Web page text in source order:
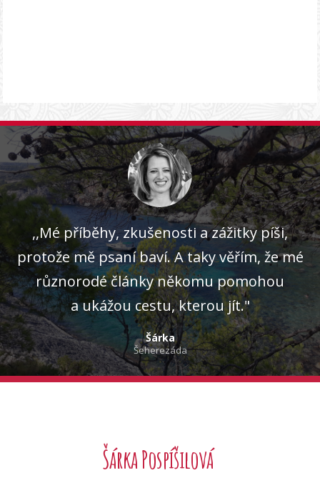
,,Mé příběhy, zkušenosti a zážitky píši,
protože mě psaní baví. A taky věřím, že mé
různorodé články někomu pomohou
a ukážou cestu, kterou jít."
Šárka
Šeherezáda
Šárka Pospíšilová